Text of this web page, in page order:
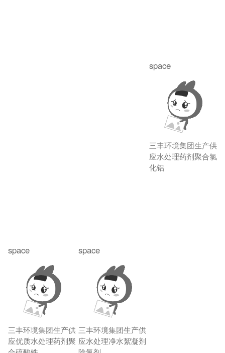
space
三丰环境集团生产供
应水处理药剂聚合氯
化铝
space
三丰环境集团生产供
应优质水处理药剂聚
space
三丰环境集团生产供
应水处理净水絮凝剂